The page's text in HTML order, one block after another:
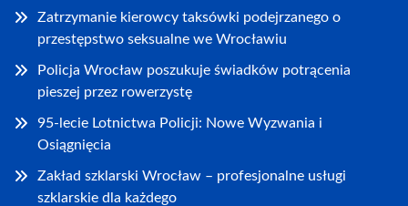
Zatrzymanie kierowcy taksówki podejrzanego o
przestępstwo seksualne we Wrocławiu
Policja Wrocław poszukuje świadków potrącenia
pieszej przez rowerzystę
95-lecie Lotnictwa Policji: Nowe Wyzwania i
Osiągnięcia
Zakład szklarski Wrocław – profesjonalne usługi
szklarskie dla każdego